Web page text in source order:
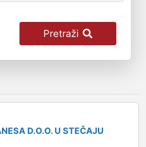
Pretraži
D.O.O. U STEČAJU